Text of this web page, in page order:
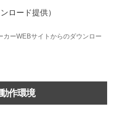
ロード提供）
ーWEBサイトからのダウンロー
作環境